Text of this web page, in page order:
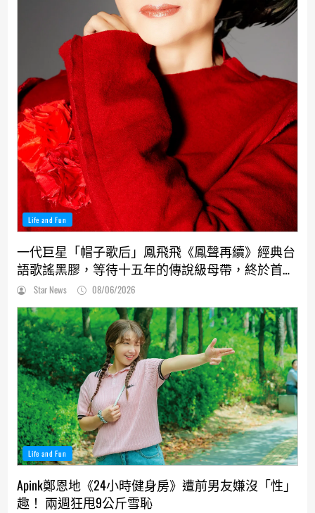
Life and Fun
一代巨星「帽子歌后」鳳飛飛《鳳聲再續》經典台
語歌謠黑膠，等待十五年的傳說級母帶，終於首度
解封！
Star News 08/06/2026
Life and Fun
Apink鄭恩地《24小時健身房》遭前男友嫌沒「性」
趣！ 兩週狂甩9公斤雪恥